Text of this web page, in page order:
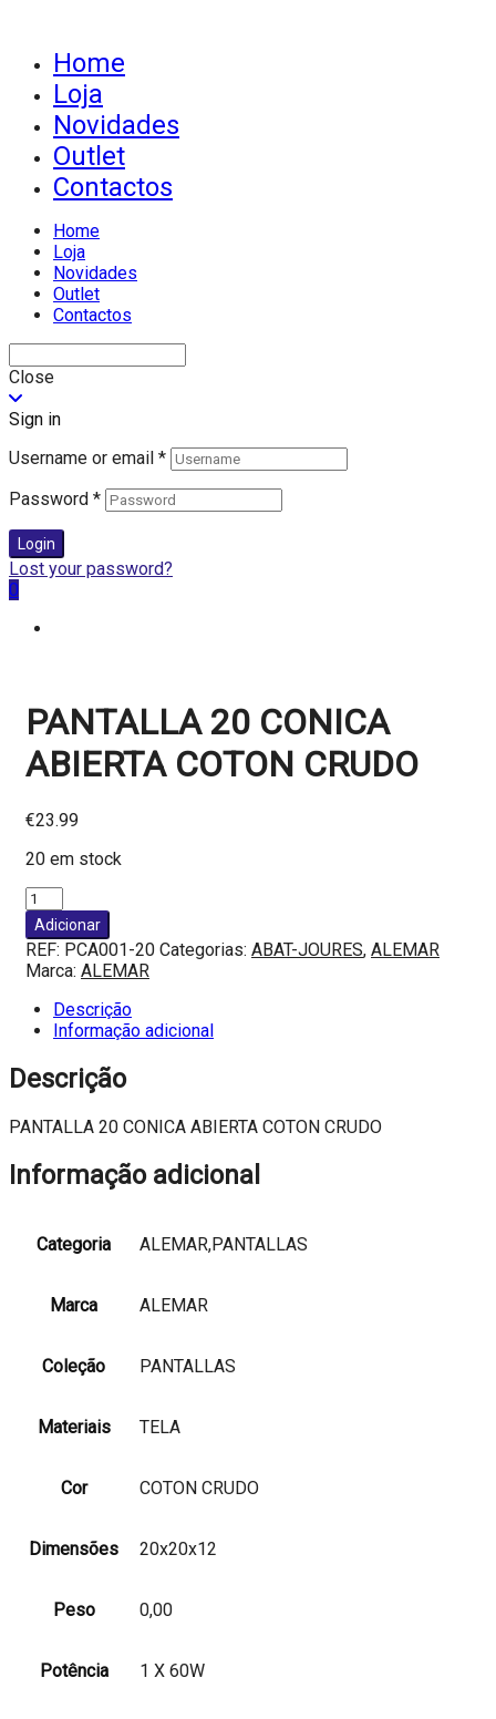
Home
Loja
Novidades
Outlet
Contactos
Home
Loja
Novidades
Outlet
Contactos
Close
Sign in
Username or email *
Password *
Login
Lost your password?
0
PANTALLA 20 CONICA
ABIERTA COTON CRUDO
€23.99
20 em stock
Quantidade
de
PANTALLA
20
CONICA
ABIERTA
COTON
CRUDO
Adicionar
REF: PCA001-20 Categorias: ABAT-JOURES, ALEMAR
Marca: ALEMAR
Descrição
Informação adicional
Descrição
PANTALLA 20 CONICA ABIERTA COTON CRUDO
Informação adicional
Categoria ALEMAR,PANTALLAS
Marca ALEMAR
Coleção PANTALLAS
Materiais TELA
Cor COTON CRUDO
Dimensões 20x20x12
Peso 0,00
Potência 1 X 60W